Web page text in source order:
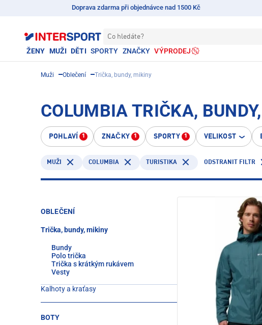
Doprava zdarma při objednávce nad 1500 Kč
Co hledáte?
ŽENY MUŽI DĚTI SPORTY ZNAČKY VÝPRODEJ
Muži Oblečení Trička, bundy, mikiny
COLUMBIA TRIČKA,
POHLAVÍ 1 ZNAČKY 1 SPORTY 1 VELIKOST
MUŽI COLUMBIA TURISTIKA ODSTRANIT FILTR
OBLEČENÍ
Trička, bundy, mikiny
Bundy
Polo trička
Trička s krátkým rukávem
Vesty
Kalhoty a kraťasy
BOTY